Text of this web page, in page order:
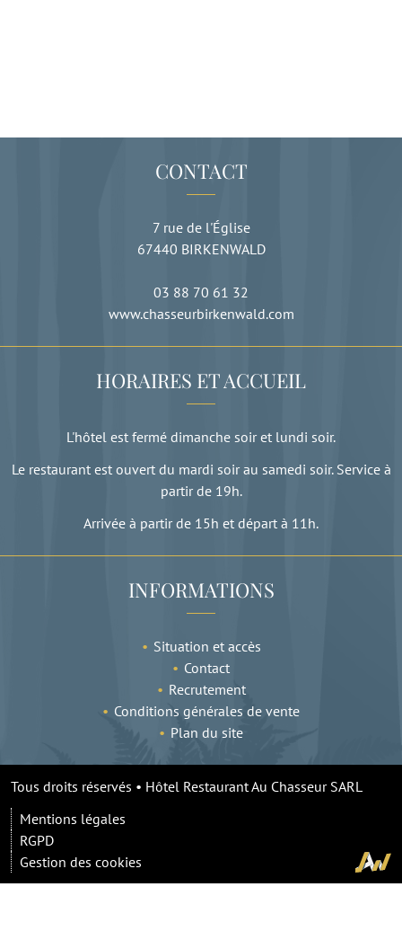
CONTACT
7 rue de l'Église
67440 BIRKENWALD
03 88 70 61 32
www.chasseurbirkenwald.com
HORAIRES ET ACCUEIL
L'hôtel est fermé dimanche soir et lundi soir.
Le restaurant est ouvert du mardi soir au samedi soir. Service à
partir de 19h.
Arrivée à partir de 15h et départ à 11h.
INFORMATIONS
Situation et accès
Contact
Recrutement
Conditions générales de vente
Plan du site
Tous droits réservés • Hôtel Restaurant Au Chasseur SARL
Mentions légales
RGPD
Gestion des cookies